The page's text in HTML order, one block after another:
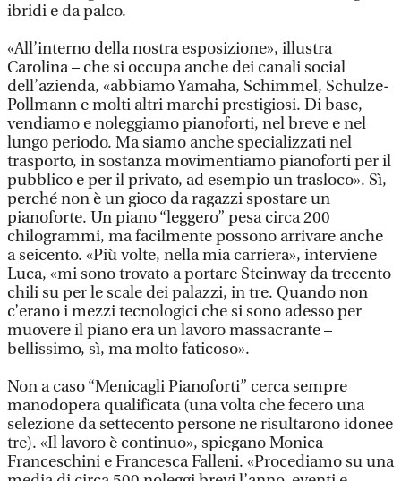
ibridi e da palco.
«All’interno della nostra esposizione», illustra
Carolina – che si occupa anche dei canali social
dell’azienda, «abbiamo Yamaha, Schimmel, Schulze-
Pollmann e molti altri marchi prestigiosi. Di base,
vendiamo e noleggiamo pianoforti, nel breve e nel
lungo periodo. Ma siamo anche specializzati nel
trasporto, in sostanza movimentiamo pianoforti per il
pubblico e per il privato, ad esempio un trasloco». Sì,
perché non è un gioco da ragazzi spostare un
pianoforte. Un piano “leggero” pesa circa 200
chilogrammi, ma facilmente possono arrivare anche
a seicento. «Più volte, nella mia carriera», interviene
Luca, «mi sono trovato a portare Steinway da trecento
chili su per le scale dei palazzi, in tre. Quando non
c’erano i mezzi tecnologici che si sono adesso per
muovere il piano era un lavoro massacrante –
bellissimo, sì, ma molto faticoso».
Non a caso “Menicagli Pianoforti” cerca sempre
manodopera qualificata (una volta che fecero una
selezione da settecento persone ne risultarono idonee
tre). «Il lavoro è continuo», spiegano Monica
Franceschini e Francesca Falleni. «Procediamo su una